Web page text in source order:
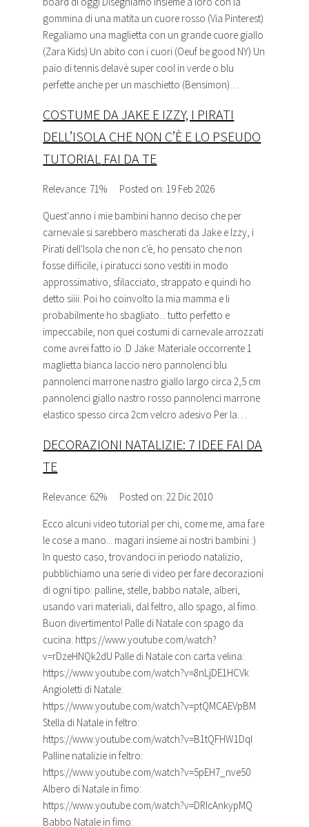
gommina di una matita un cuore rosso (Via Pinterest)
Regaliamo una maglietta con un grande cuore giallo
(Zara Kids) Un abito con i cuori (Oeuf be good NY) Un
paio di tennis delavè super cool in verde o blu
perfette anche per un maschietto (Bensimon)…
COSTUME DA JAKE E IZZY, I PIRATI
DELL’ISOLA CHE NON C’È E LO PSEUDO
TUTORIAL FAI DA TE
Relevance: 71% Posted on: 19 Feb 2026
Quest'anno i mie bambini hanno deciso che per
carnevale si sarebbero mascherati da Jake e Izzy, i
Pirati dell'Isola che non c'è, ho pensato che non
fosse difficile, i piratucci sono vestiti in modo
approssimativo, sfilacciato, strappato e quindi ho
detto siiii. Poi ho coinvolto la mia mamma e li
probabilmente ho sbagliato... tutto perfetto e
impeccabile, non quei costumi di carnevale arrozzati
come avrei fatto io :D Jake: Materiale occorrente 1
maglietta bianca laccio nero pannolenci blu
pannolenci marrone nastro giallo largo circa 2,5 cm
pannolenci giallo nastro rosso pannolenci marrone
elastico spesso circa 2cm velcro adesivo Per la…
DECORAZIONI NATALIZIE: 7 IDEE FAI DA
TE
Relevance: 62% Posted on: 22 Dic 2010
Ecco alcuni videotutorial per chi, come me, ama fare
le cose a mano... magari insieme ai nostri bambini :)
In questo caso, trovandoci in periodo natalizio,
pubblichiamo una serie di video per fare decorazioni
di ogni tipo: palline, stelle, babbo natale, alberi,
usando vari materiali, dal feltro, allo spago, al fimo.
Buon divertimento! Palle di Natale con spago da
cucina: https://www.youtube.com/watch?
v=rDzeHNQk2dU Palle di Natale con carta velina:
https://www.youtube.com/watch?v=8nLjDE1HCVk
Angioletti di Natale:
https://www.youtube.com/watch?v=ptQMCAEVpBM
Stella di Natale in feltro:
https://www.youtube.com/watch?v=B1tQFHW1DqI
Palline natalizie in feltro:
https://www.youtube.com/watch?v=5pEH7_nve50
Albero di Natale in fimo:
https://www.youtube.com/watch?v=DRIcAnkypMQ
Babbo Natale in fimo: